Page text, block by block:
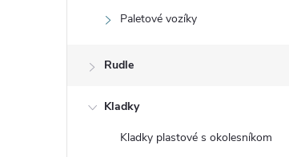
Paletové vozíky
Rudle
Kladky
Kladky plastové s okolesníkom